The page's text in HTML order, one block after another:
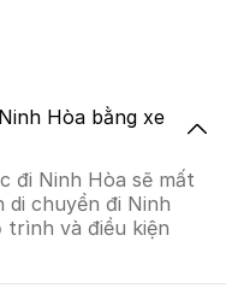
Hòa bằng xe
đi Ninh Hòa sẽ mất
di chuyển đi Ninh
và điều kiện